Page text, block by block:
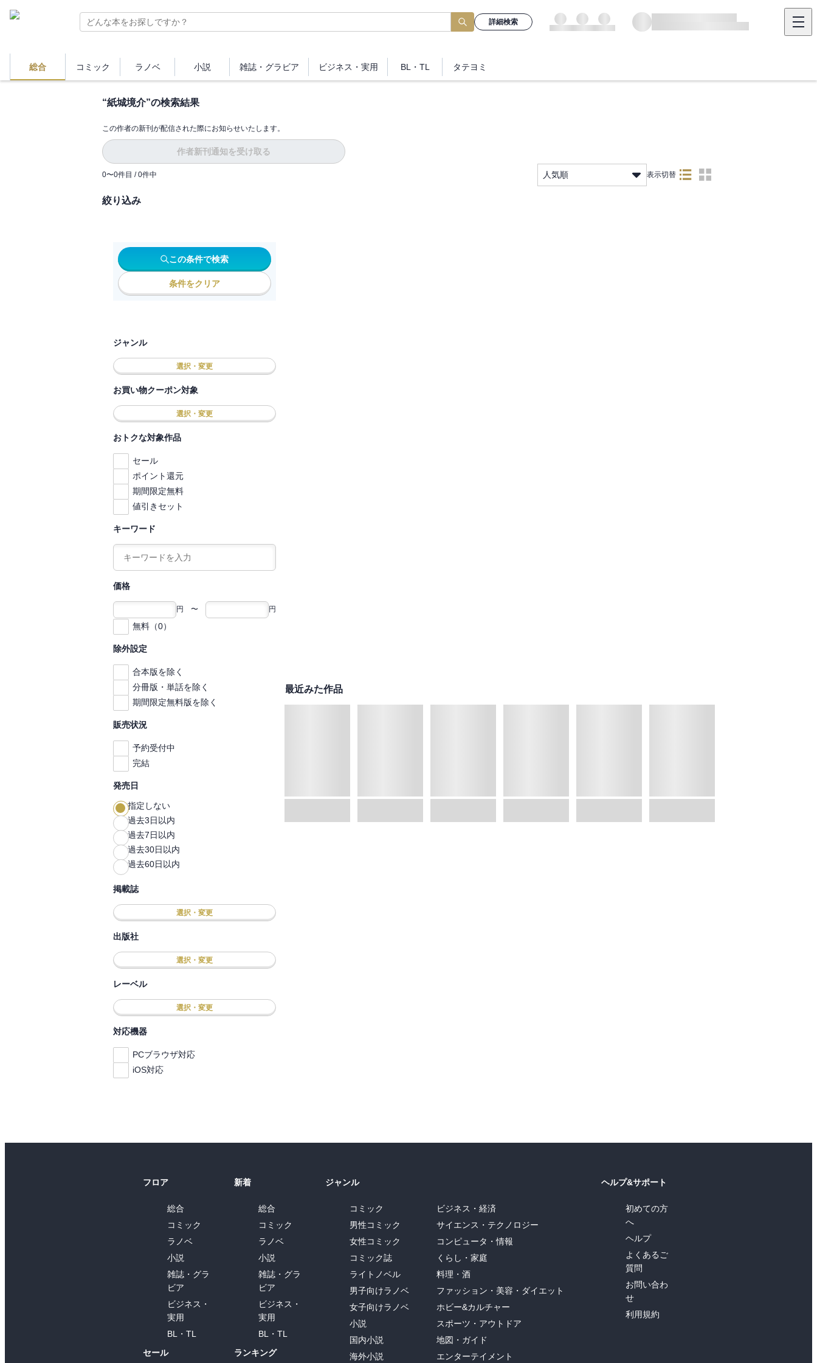
詳細検索
総合 コミック ラノベ 小説 雑誌・ グラビア ビジネス ・実用 BL・TL タテヨミ
“紙城境介”の検索結果
この作者の新刊が配信された際にお知らせいたします。
作者新刊通知を受け取る
0〜0件目 / 0件中 人気順 表示切替
絞り込み
この条件で検索
条件をクリア
ジャンル
選択・変更
お買い物クーポン対象
選択・変更
おトクな対象作品
セール
ポイント還元
期間限定無料
値引きセット
キーワード
価格
円 〜 円
無料（0）
除外設定
合本版を除く
分冊版・単話を除く
期間限定無料版を除く
販売状況
予約受付中
完結
発売日
指定しない
過去3日以内
過去7日以内
過去30日以内
過去60日以内
掲載誌
選択・変更
出版社
選択・変更
レーベル
選択・変更
対応機器
PCブラウザ対応
iOS対応
最近みた作品
フロア
総合
コミック
ラノベ
小説
雑誌・グラ
ビア
ビジネス・
実用
BL・TL
セール
新着
総合
コミック
ラノベ
小説
雑誌・グラ
ビア
ビジネス・
実用
BL・TL
ランキング
ジャンル
コミック
男性コミック
女性コミック
コミック誌
ライトノベル
男子向けラノベ
女子向けラノベ
小説
国内小説
海外小説
ビジネス・経済
サイエンス・テクノロジー
コンピュータ・情報
くらし・家庭
料理・酒
ファッション・美容・ダイエット
ホビー&カルチャー
スポーツ・アウトドア
地図・ガイド
エンターテイメント
ヘルプ&サポート
初めての方
へ
ヘルプ
よくあるご
質問
お問い合わ
せ
利用規約